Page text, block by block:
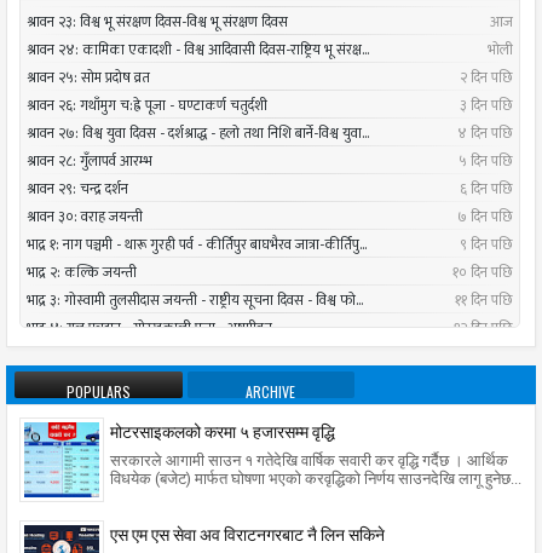
POPULARS ARCHIVE
मोटरसाइकलको करमा ५ हजारसम्म वृद्धि
सरकारले आगामी साउन १ गतेदेखि वार्षिक सवारी कर वृद्धि गर्दैछ । आर्थिक
विधयेक (बजेट) मार्फत घोषणा भएको करवृद्धिको निर्णय साउनदेखि लागू हुनेछ...
एस एम एस सेवा अव विराटनगरबाट नै लिन सकिने